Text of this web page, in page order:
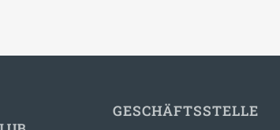
GESCHÄFTSSTELLE